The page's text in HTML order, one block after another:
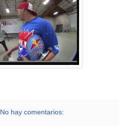
No hay comentarios: